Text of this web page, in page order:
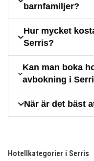
barnfamiljer?
Hur mycket
Serris?
Kan man boka
avbokning i
När är det bäst
Hotellkategorier i Serris